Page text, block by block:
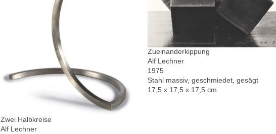
Zwei Halbkreise
Alf Lechner
Zueinanderkippung
Alf Lechner
1975
Stahl massiv, geschmiedet, gesägt
17,5 x 17,5 x 17,5 cm